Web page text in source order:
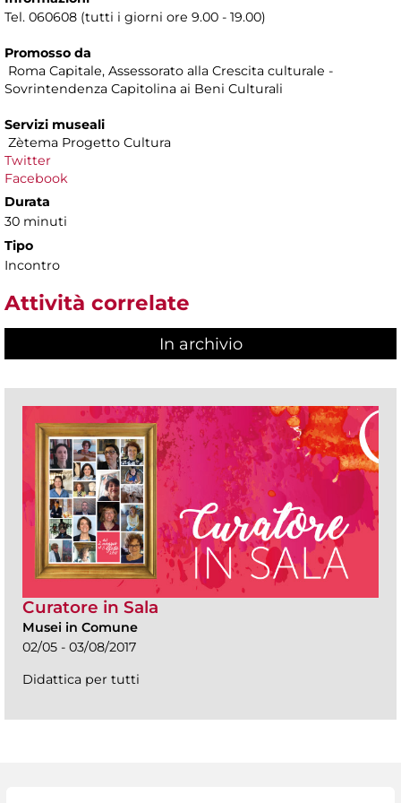
Tel. 060608 (tutti i giorni ore 9.00 - 19.00)
Promosso da
Roma Capitale, Assessorato alla Crescita culturale -
Sovrintendenza Capitolina ai Beni Culturali
Servizi museali
Zètema Progetto Cultura
Twitter
Facebook
Durata
30 minuti
Tipo
Incontro
Attività correlate
In archivio
Curatore in Sala
Musei in Comune
02/05 - 03/08/2017
Didattica per tutti